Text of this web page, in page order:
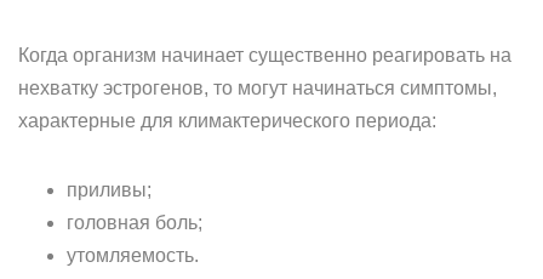
Когда организм начинает существенно реагировать на
нехватку эстрогенов, то могут начинаться симптомы,
характерные для климактерического периода:
приливы;
головная боль;
утомляемость.